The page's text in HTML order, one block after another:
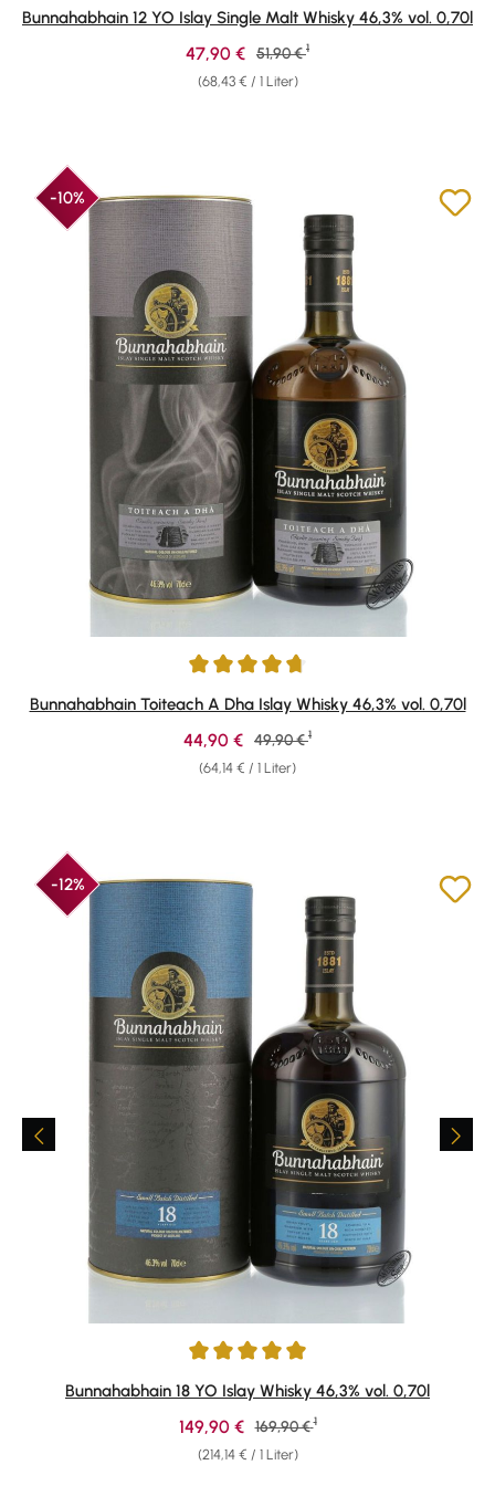
Durchschnittliche Bewertung von 4.83 von 5 Sternen
Bunnahabhain 12 YO Islay Single Malt Whisky 46,3% vol. 0,70l
(68,43 € / 1 Liter)
Verkaufspreis:
47,90 € Regulärer Preis:
51,90 € 1
-10%
Durchschnittliche Bewertung von 4.82 von 5 Sternen
Bunnahabhain Toiteach A Dha Islay Whisky 46,3% vol. 0,70l
(64,14 € / 1 Liter)
Verkaufspreis:
44,90 € Regulärer Preis:
49,90 € 1
-12%
Durchschnittliche Bewertung von 5 von 5 Sternen
Bunnahabhain 18 YO Islay Whisky 46,3% vol. 0,70l
(214,14 € / 1 Liter)
Verkaufspreis:
149,90 € Regulärer Preis:
169,90 € 1